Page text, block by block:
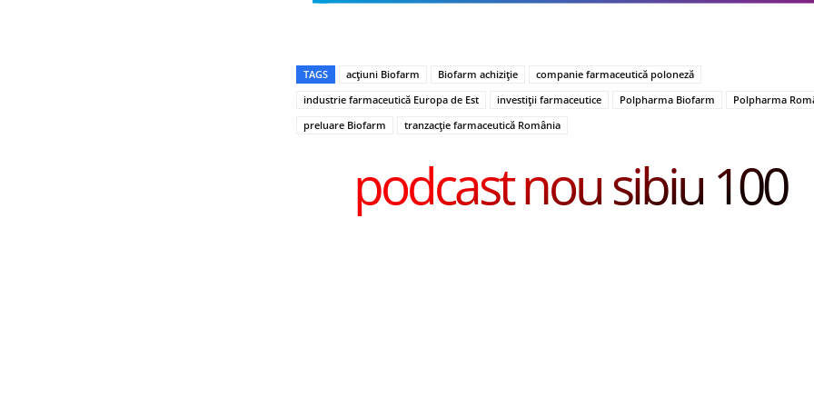
TAGS acțiuni Biofarm Biofarm achiziție
companie farmaceutică poloneză
industrie farmaceutică Europa de Est
investiții farmaceutice Polpharma Biofarm
Polpharma
preluare Biofarm
tranzacție farmaceutică România
podcast nou sibiu 100